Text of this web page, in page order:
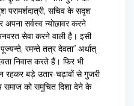
परामर्शदात्री, सचिव के सदृश
सर्वस्व न्योछावर करने
सेवा करने वाली है। इसी
रमन्ते तत्र देवता” अर्थात्
निवास करते हैं। फिर भी
रहकर बड़े उतार-चढ़ावों से गुजरी
समाज को समुचित दिशा देने के